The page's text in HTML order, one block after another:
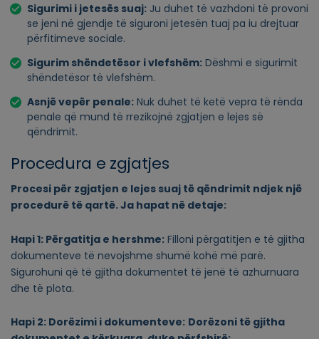
Sigurimi i jetesës suaj: Ju duhet të vazhdoni të provoni
se jeni në gjendje të siguroni jetesën tuaj pa iu drejtuar
përfitimeve sociale.
Sigurim shëndetësor i vlefshëm: Dëshmi e sigurimit
shëndetësor të vlefshëm.
Asnjë vepër penale: Nuk duhet të ketë vepra të rënda
penale që mund të rrezikojnë zgjatjen e lejes së
qëndrimit.
Procedura e zgjatjes
Procesi për zgjatjen e lejes suaj të qëndrimit ndjek një
procedurë të qartë. Ja hapat në detaje:
Hapi 1: Përgatitja e hershme: Filloni përgatitjen e të gjitha
dokumenteve të nevojshme shumë kohë më parë.
Sigurohuni që të gjitha dokumentet të jenë të azhurnuara
dhe të plota.
Hapi 2: Dorëzimi i dokumenteve: Dorëzoni të gjitha